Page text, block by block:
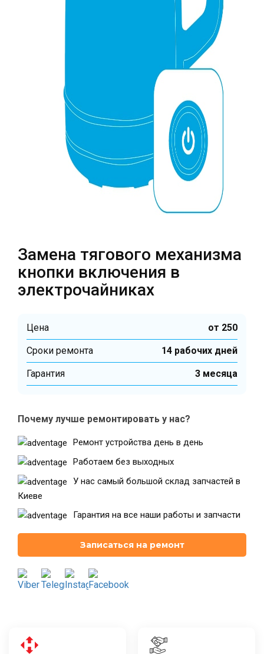
г. Киев, ул. Анны Ахматовой, 30
г. Киев, ТЦ LAKE PLAZA, ул. Героев
полка «Азов», 12
Дворец "Украина"
г. Киев, ул. Казимира Малевича, 87
г. Киев, Комфорт Таун, ул.
Березнева, 16, корпус 3
Замена тягового механизма
кнопки включения в
электрочайниках
Цена от 250
Cроки ремонта 14 рабочих дней
Гарантия 3 месяца
Почему лучше ремонтировать у нас?
Ремонт устройства день в день
Работаем без выходных
У нас самый большой склад запчастей в
Киеве
Гарантия на все наши работы и запчасти
Записаться на ремонт